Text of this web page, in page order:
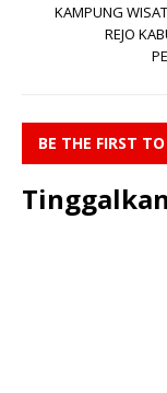
KAMPUNG
REJO
BE THE FIRST